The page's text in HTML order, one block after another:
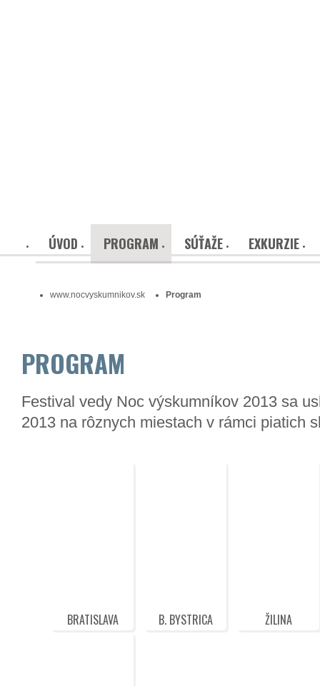
ÚVOD PROGRAM SÚŤAŽE EXKURZIE
www.nocvyskumnikov.sk Program
PROGRAM
Festival vedy Noc výskumníkov 2013 sa
2013 na rôznych miestach v rámci piatich
BRATISLAVA B. BYSTRICA ŽILINA